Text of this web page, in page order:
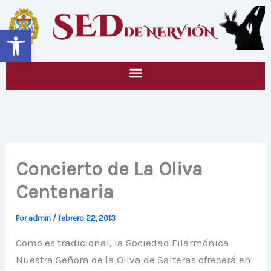
Abrir barra de herramientas
contenido
Concierto de La Oliva
Centenaria
Por admin /febrero 22, 2013
Como es tradicional, la Sociedad Filarmónica
Nuestra Señora de la Oliva de Salteras ofrecerá en